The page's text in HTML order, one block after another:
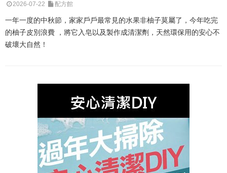
2026-07-22 配方館
一年一度的中秋節，家家戶戶最常見的水果非柚子莫屬了，今年吃完
的柚子皮別浪費 ，將它入皂以及製作成清潔劑，天然環保用的安心不
破壞大自然！